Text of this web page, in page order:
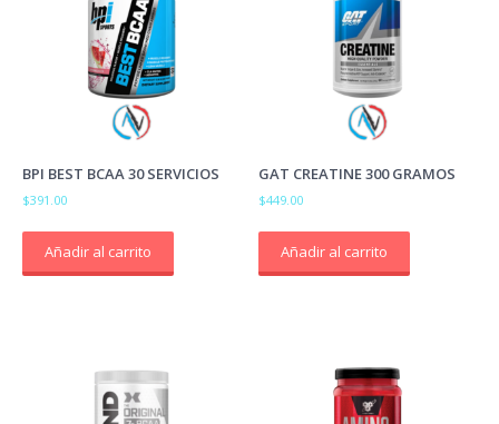
BPI BEST BCAA 30 SERVICIOS
$391.00
Añadir al carrito
GAT CREATINE 300 GRAMOS
$449.00
Añadir al carrito